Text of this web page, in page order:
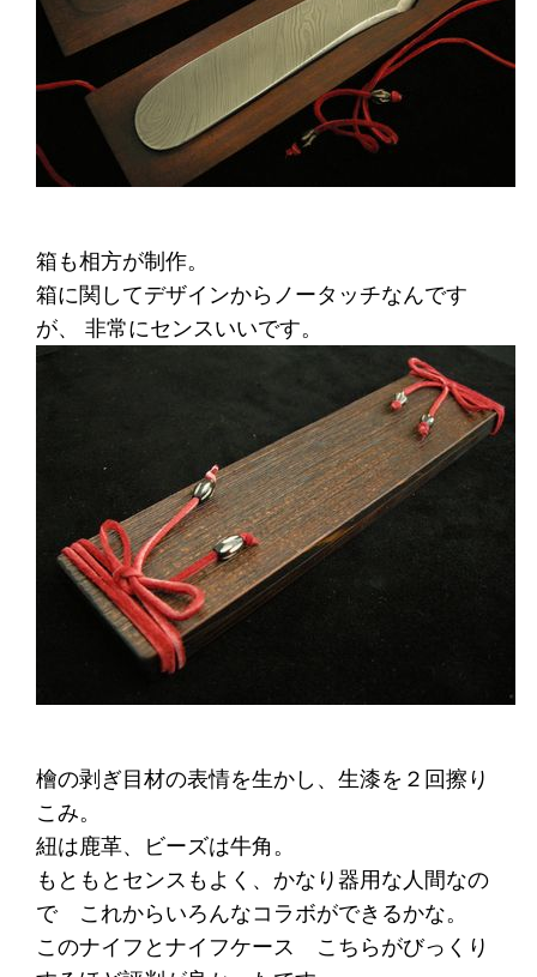
箱も相方が制作。
箱に関してデザインからノータッチなんです
が、 非常にセンスいいです。
檜の剥ぎ目材の表情を生かし、生漆を２回擦り
こみ。
紐は鹿革、ビーズは牛角。
もともとセンスもよく、かなり器用な人間なの
で これからいろんなコラボができるかな。
このナイフとナイフケース こちらがびっくり